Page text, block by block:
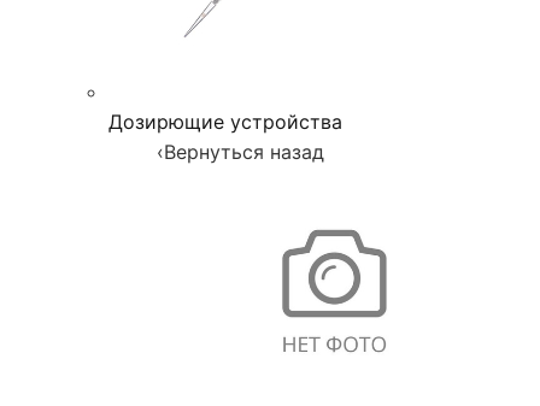
Дозирющие устройства
‹Вернуться назад